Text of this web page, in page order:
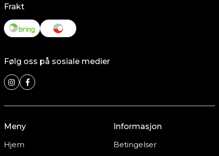
Frakt
Følg oss på sosiale medier
Meny
Hjem
Informasjon
Betingelser